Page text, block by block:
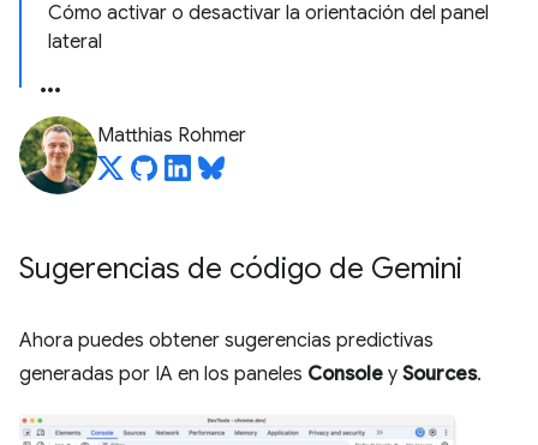
Cómo activar o desactivar la orientación del panel
lateral
Matthias Rohmer
Sugerencias de código de Gemini
Ahora puedes obtener sugerencias predictivas
generadas por IA en los paneles Console y Sources.